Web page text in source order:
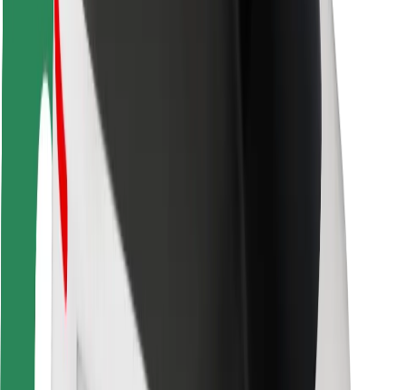
Segurança dos passageiros
Segurança dos motoristas
Segurança das trotinetes
Safety Lab
Cidades
Localizações
Soluções para as cidades
Aeroportos
Estações de carregamento da Bolt
Ajuda
Para passageiros